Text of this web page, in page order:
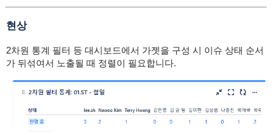
현상
2차원 통계 필터 등 대시보드에서 가젯을 구성 시 이슈 상태 순서
가 뒤섞여서 노출될 때 정렬이 필요합니다.